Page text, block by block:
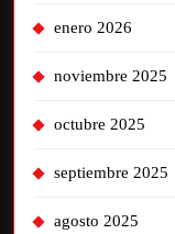
enero 2026
noviembre 2025
octubre 2025
septiembre 2025
agosto 2025